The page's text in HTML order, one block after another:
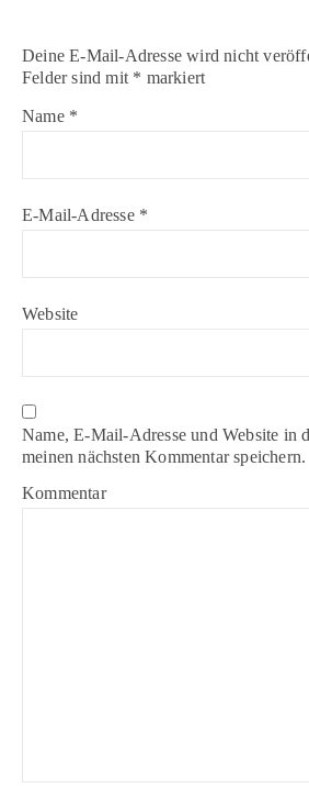
Deine E-Mail-Adresse wird nicht
Felder sind mit * markiert
Name *
E-Mail-Adresse *
Website
Name, E-Mail-Adresse und Website in
meinen nächsten Kommentar speichern.
Kommentar